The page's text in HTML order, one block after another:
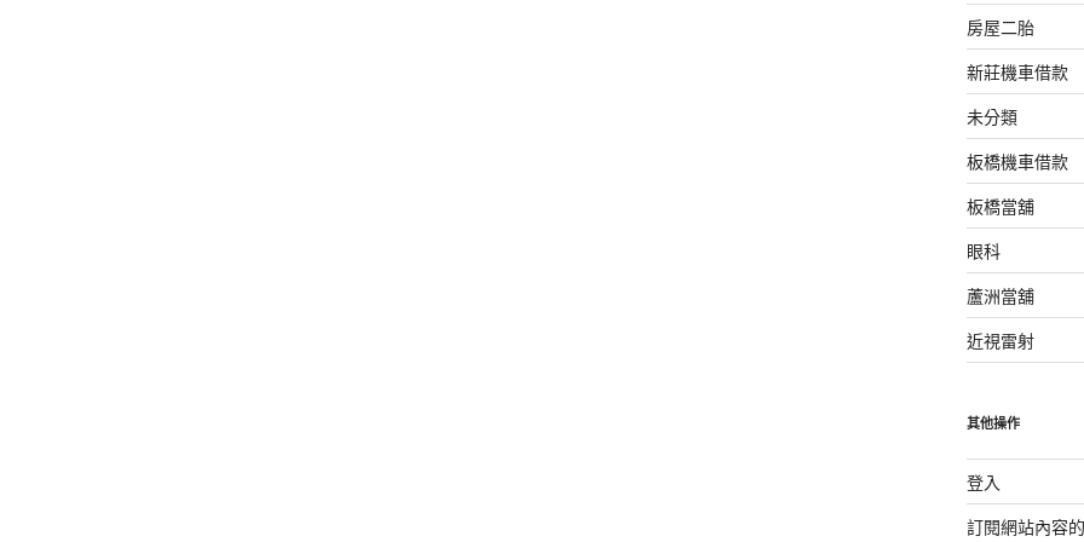
房屋二胎
新莊機車借款
未分類
板橋機車借款
板橋當舖
眼科
蘆洲當舖
近視雷射
其他操作
登入
訂閱網站內容